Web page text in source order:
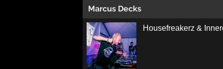
Marcus Decks
Housefreakerz &